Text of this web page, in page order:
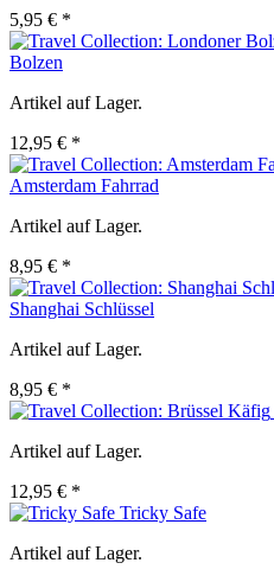
5,95 € *
Bolzen
Artikel auf Lager.
12,95 € *
Amsterdam Fahrrad
Artikel auf Lager.
8,95 € *
Shanghai Schlüssel
Artikel auf Lager.
8,95 € *
Artikel auf Lager.
12,95 € *
Tricky Safe
Artikel auf Lager.